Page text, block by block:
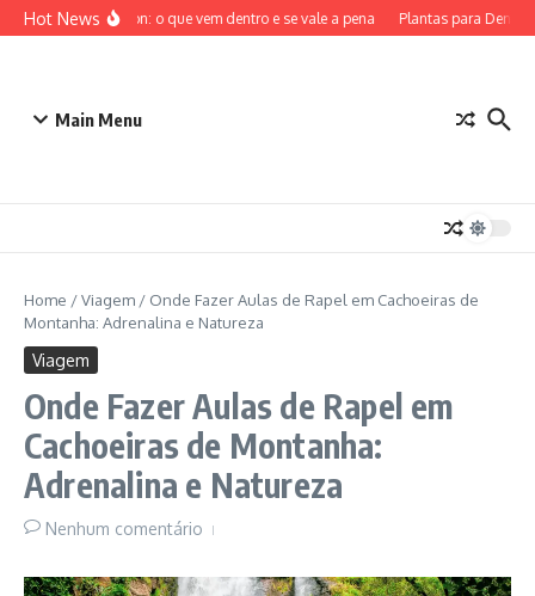
Ir para o conteúdo
Hot News
ETB Pokémon: o que vem dentro e se vale a pena Plantas para Dentro
Main Menu
Home /Viagem / Onde Fazer Aulas de Rapel em Cachoeiras de
Montanha: Adrenalina e Natureza
Viagem
Onde Fazer Aulas de Rapel em
Cachoeiras de Montanha:
Adrenalina e Natureza
Nenhum comentário